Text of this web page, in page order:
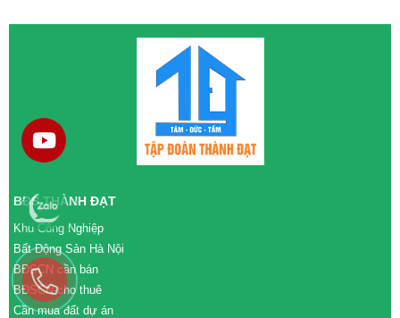
BĐS THÀNH ĐẠT
Khu Công Nghiệp
Bất Động Sản Hà Nội
BĐSCN cần bán
BĐSCN cho thuê
Cần mua đất dự án